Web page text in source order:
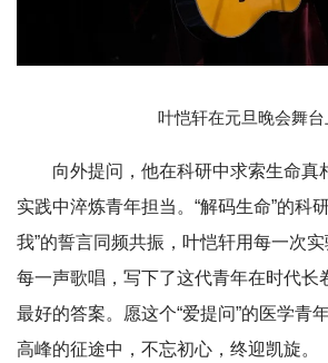
叶恺轩在元旦晚会舞台
向外提问，他在科研中求索生命真
实践中淬炼青年担当。“解码生命”的科
我”的誓言同频共振，叶恺轩用每一次实
每一声歌唱，写下了这代青年在时代长
最好的答案。愿这个“爱提问”的医学青
高峰的征途中，不忘初心，终迎凯旋。